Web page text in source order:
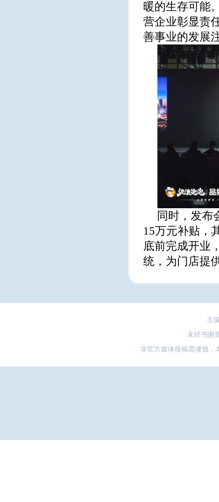
暖的生存可能
营企业彰显责
善事业的发展
同时，发布
15万元补贴，
底前完成开业
统，为门店提
主
未经书面
非官方媒体投稿需谨慎，